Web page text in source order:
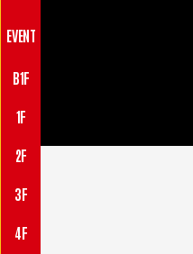
EVENT
B1F
1F
2F
3F
4F